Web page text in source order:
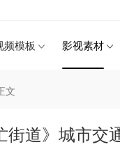
频模板 影视素材
文
街道》城市交